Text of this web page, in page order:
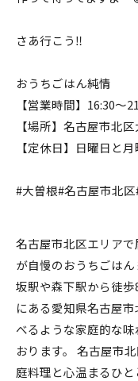
さあ行こう‼️
おうちごはん純情
【営業時間】16:30〜
【場所】名古屋市北
【定休日】日曜日と月
#大曽根#名古屋市北
名古屋市北区エリア
が自慢のおうちごは
坂駅や森下駅から徒
にある愛知県名古屋
べるような家庭的な
おります。 名古屋市
庭料理と心温まるひと